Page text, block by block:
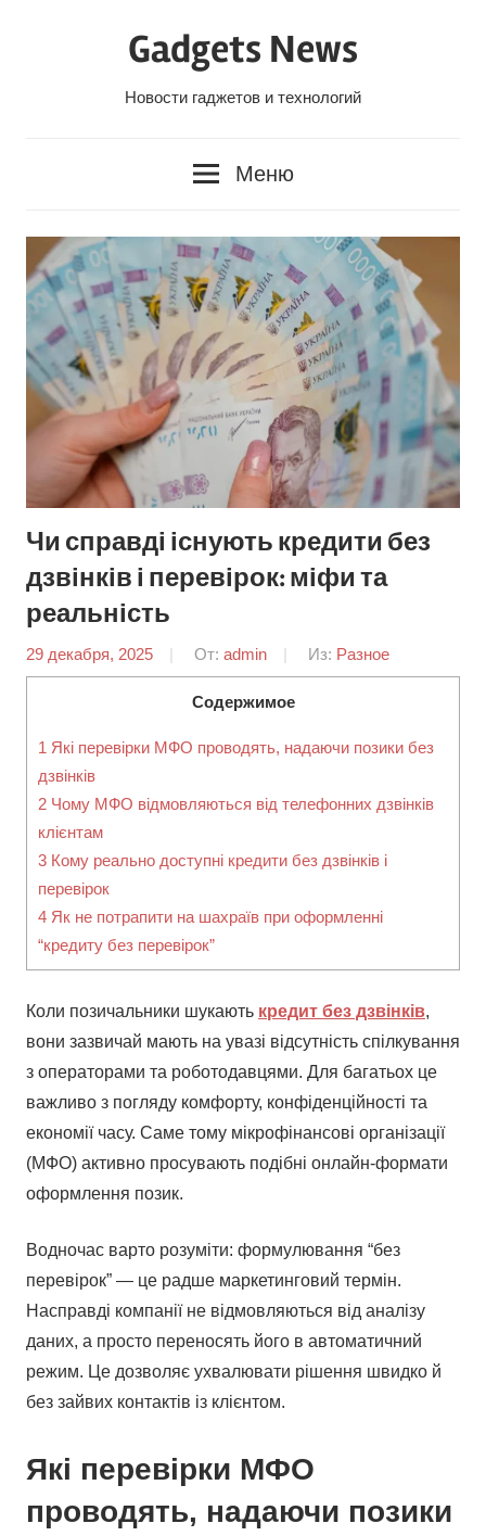
Gadgets News
Новости гаджетов и технологий
Меню
Чи справді існують кредити без
дзвінків і перевірок: міфи та
реальність
29 декабря, 2025 От: admin Из: Разное
Содержимое
1 Які перевірки МФО проводять, надаючи позики без
дзвінків
2 Чому МФО відмовляються від телефонних дзвінків
клієнтам
3 Кому реально доступні кредити без дзвінків і
перевірок
4 Як не потрапити на шахраїв при оформленні
“кредиту без перевірок”
Коли позичальники шукають кредит без дзвінків,
вони зазвичай мають на увазі відсутність спілкування
з операторами та роботодавцями. Для багатьох це
важливо з погляду комфорту, конфіденційності та
економії часу. Саме тому мікрофінансові організації
(МФО) активно просувають подібні онлайн-формати
оформлення позик.
Водночас варто розуміти: формулювання “без
перевірок” — це радше маркетинговий термін.
Насправді компанії не відмовляються від аналізу
даних, а просто переносять його в автоматичний
режим. Це дозволяє ухвалювати рішення швидко й
без зайвих контактів із клієнтом.
Які перевірки МФО
проводять, надаючи позики